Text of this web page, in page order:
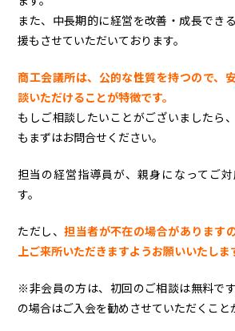
また、中長期的に経営を改善・成長でき
援もさせていただいております。
商工会議所は、公的な性質を持つので、
談いただけることが特徴です。
もしご相談したいことがございましたら
もまずはお問合せください。
担当の経営指導員が、親身になってご
す。
ただし、担当者が不在の場合があります
上ご来所いただきますようお願いいたしま
※非会員の方は、初回のご相談は無料で
の場合はご入会を勧めさせていただくこと